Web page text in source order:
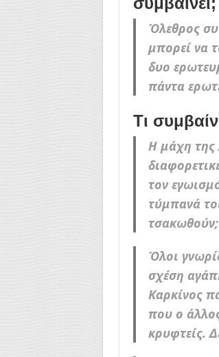
Όλεθρος
μπορεί να
δυο
πάντα
Τι
Η μάχη της
τον
τύμπανά
τσακωθούν;
Όλοι
σχέση
Καρκίνος
που ο
κρυφτείς.